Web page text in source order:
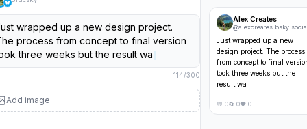
wrapped up a new design project.
process from concept to final version
three weeks but the result was worth
revision.
137 / 300
Add image
Alex Creates
@
Just wrapped up a new
design project. The process
from concept to final
took three weeks but the
result was worth every